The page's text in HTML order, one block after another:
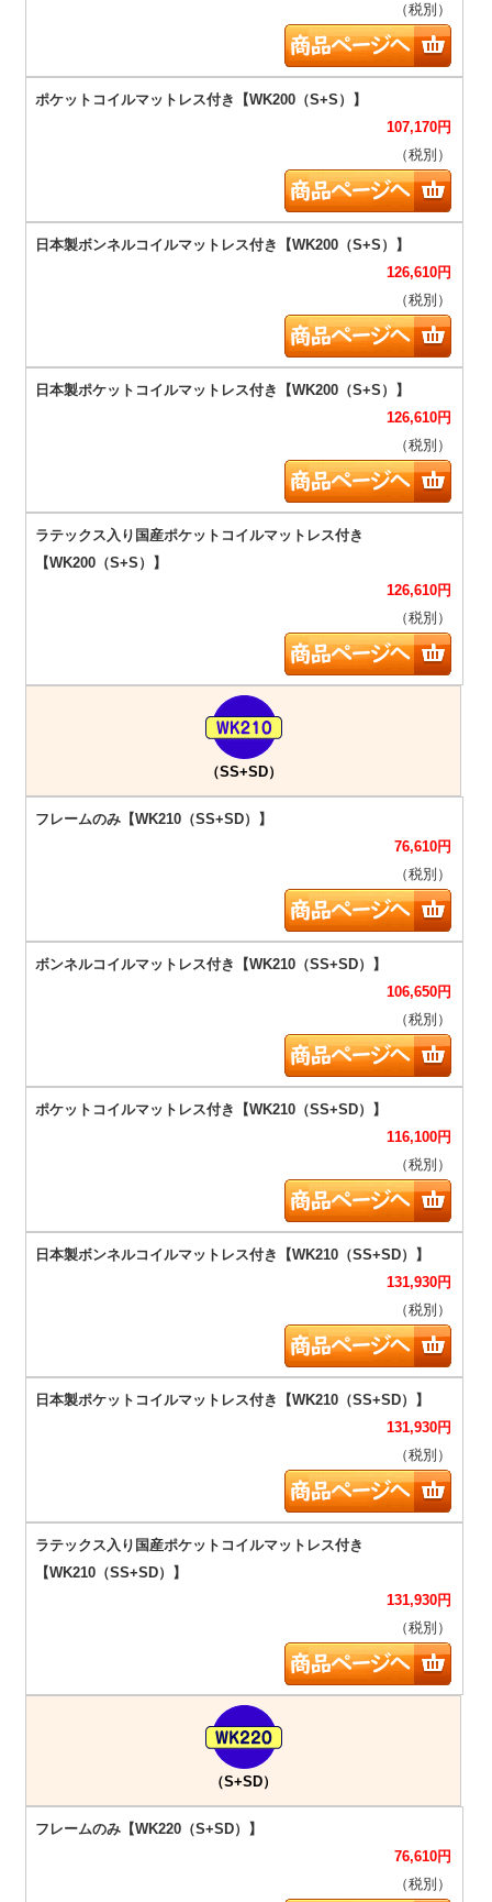
（税別）
107,170円
（税別）
126,610円
（税別）
126,610円
（税別）
126,610円
（税別）
（SS+SD）
76,610円
（税別）
106,650円
（税別）
116,100円
（税別）
131,930円
（税別）
131,930円
（税別）
131,930円
（税別）
（S+SD）
76,610円
（税別）